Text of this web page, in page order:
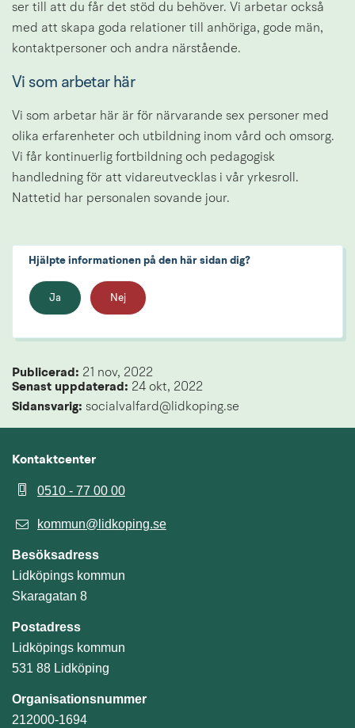
ser till att du får det stöd du behöver. Vi arbetar också
med att skapa goda relationer till anhöriga, gode män,
kontaktpersoner och andra närstående.
Vi som arbetar här
Vi som arbetar här är för närvarande sex personer med
olika erfarenheter och utbildning inom vård och omsorg.
Vi får kontinuerlig fortbildning och pedagogisk
handledning för att vidareutvecklas i vår yrkesroll.
Nattetid har personalen sovande jour.
Hjälpte informationen på den här sidan dig?
Ja Nej
Publicerad: 21 nov, 2022
Senast uppdaterad: 24 okt, 2022
Sidansvarig: socialvalfard@lidkoping.se
Kontaktcenter
0510 - 77 00 00
kommun@lidkoping.se
Besöksadress
Lidköpings kommun
Skaragatan 8
Postadress
Lidköpings kommun
531 88 Lidköping
Organisationsnummer
212000-1694